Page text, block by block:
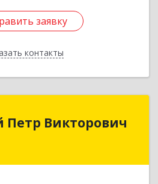
заявку
контакты
заявку
Назад
Петр Викторович
Петр Викторович
обл., г. Россошь, пер.